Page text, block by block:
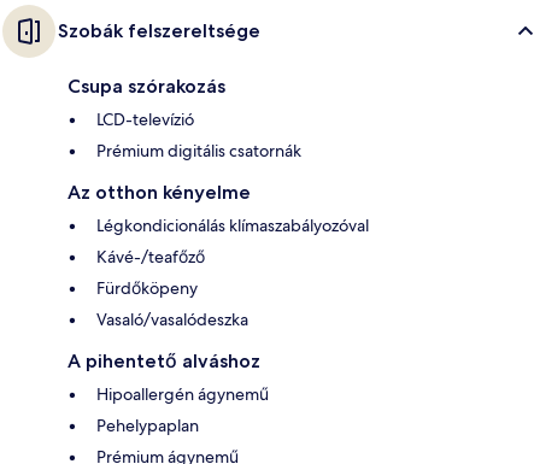
Szobák felszereltsége
Csupa szórakozás
LCD-televízió
Prémium digitális csatornák
Az otthon kényelme
Légkondicionálás klímaszabályozóval
Kávé-/teafőző
Fürdőköpeny
Vasaló/vasalódeszka
A pihentető alváshoz
Hipoallergén ágynemű
Pehelypaplan
Prémium ágynemű